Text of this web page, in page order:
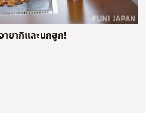
ายากิและนกฮูก!